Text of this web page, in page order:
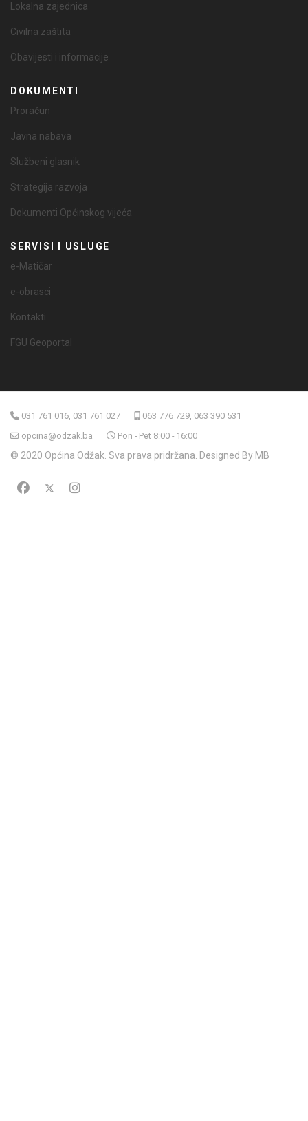
Lokalna zajednica
Civilna zaštita
Obavijesti i informacije
DOKUMENTI
Proračun
Javna nabava
Službeni glasnik
Strategija razvoja
Dokumenti Općinskog vijeća
SERVISI I USLUGE
e-Matičar
e-obrasci
Kontakti
FGU Geoportal
031 761 016, 031 761 027
063 776 729, 063 390 531
opcina@odzak.ba
Pon - Pet 8:00 - 16:00
© 2020 Općina Odžak. Sva prava pridržana. Designed By MB